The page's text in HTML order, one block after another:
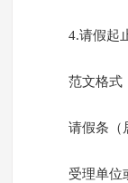
4.请假起
范文格式
请假条（
受理单位